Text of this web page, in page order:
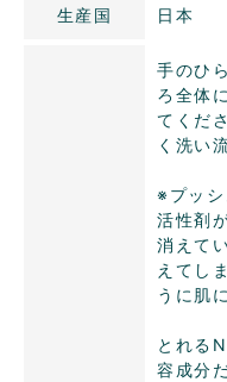
生産国 日本
手のひ
ろ全体
てくだ
く洗い
※プッシ
活性剤
消えて
えてし
うに肌
とれる
容成分